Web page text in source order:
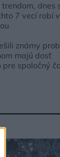
dnes
7 vecí robí
známy
majú dosť
spoločný